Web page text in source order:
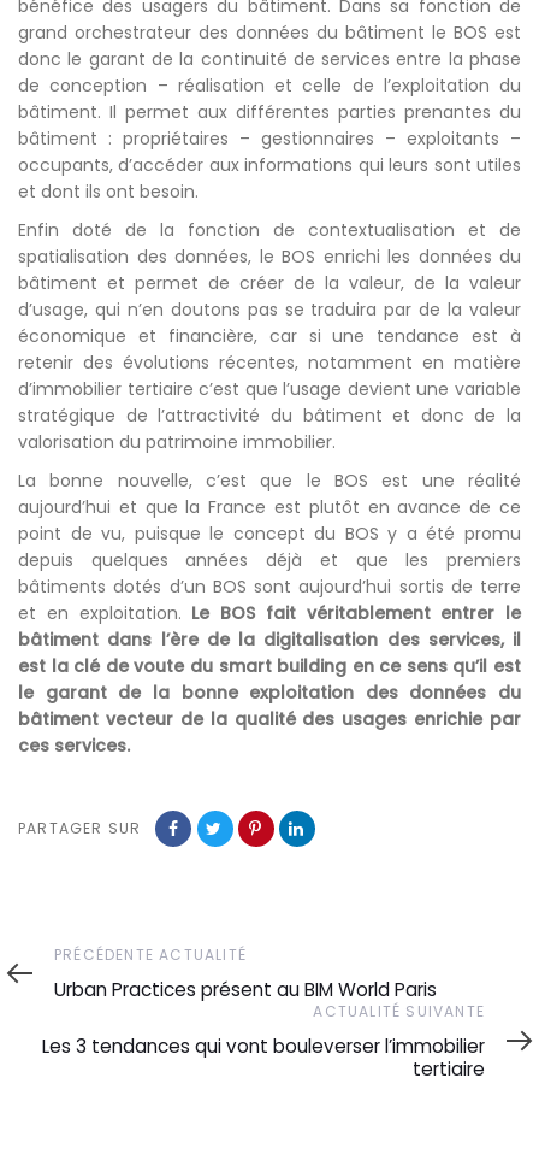
bénéfice des usagers du bâtiment. Dans sa fonction de
grand orchestrateur des données du bâtiment le BOS est
donc le garant de la continuité de services entre la phase
de conception – réalisation et celle de l’exploitation du
bâtiment. Il permet aux différentes parties prenantes du
bâtiment : propriétaires – gestionnaires – exploitants –
occupants, d’accéder aux informations qui leurs sont utiles
et dont ils ont besoin.
Enfin doté de la fonction de contextualisation et de
spatialisation des données, le BOS enrichi les données du
bâtiment et permet de créer de la valeur, de la valeur
d’usage, qui n’en doutons pas se traduira par de la valeur
économique et financière, car si une tendance est à
retenir des évolutions récentes, notamment en matière
d’immobilier tertiaire c’est que l’usage devient une variable
stratégique de l’attractivité du bâtiment et donc de la
valorisation du patrimoine immobilier.
La bonne nouvelle, c’est que le BOS est une réalité
aujourd’hui et que la France est plutôt en avance de ce
point de vu, puisque le concept du BOS y a été promu
depuis quelques années déjà et que les premiers
bâtiments dotés d’un BOS sont aujourd’hui sortis de terre
et en exploitation. Le BOS fait véritablement entrer le
bâtiment dans l’ère de la digitalisation des services, il
est la clé de voute du smart building en ce sens qu’il est
le garant de la bonne exploitation des données du
bâtiment vecteur de la qualité des usages enrichie par
ces services.
PARTAGER SUR
Précédente
actualité
PRÉCÉDENTE ACTUALITÉ
Urban Practices présent au BIM World Paris
suivante
ACTUALITÉ SUIVANTE
Les 3 tendances qui vont bouleverser l’immobilier
tertiaire